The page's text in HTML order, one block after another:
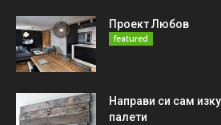
Проект Любов
featured
Направи си сам
палети